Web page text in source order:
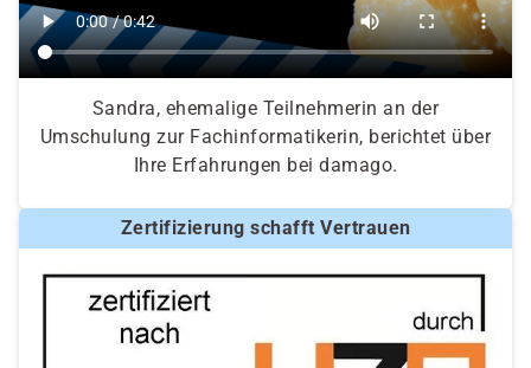
Sandra, ehemalige Teilnehmerin an der
Umschulung zur Fachinformatikerin, berichtet über
Ihre Erfahrungen bei damago.
Zertifizierung schafft Vertrauen